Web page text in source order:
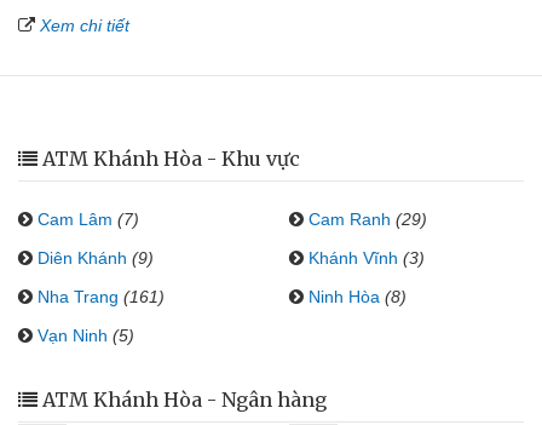
Xem chi tiết
ATM Khánh Hòa - Khu vực
Cam Lâm (7) Cam Ranh (29)
Diên Khánh (9) Khánh Vĩnh (3)
Nha Trang (161) Ninh Hòa (8)
Vạn Ninh (5)
ATM Khánh Hòa - Ngân hàng